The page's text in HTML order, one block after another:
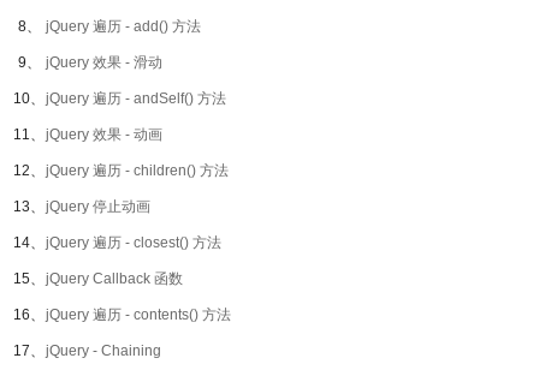
8、 jQuery 遍历 - add() 方法
9、 jQuery 效果 - 滑动
10、 jQuery 遍历 - andSelf() 方法
11、 jQuery 效果 - 动画
12、 jQuery 遍历 - children() 方法
13、 jQuery 停止动画
14、 jQuery 遍历 - closest() 方法
15、 jQuery Callback 函数
16、 jQuery 遍历 - contents() 方法
17、 jQuery - Chaining